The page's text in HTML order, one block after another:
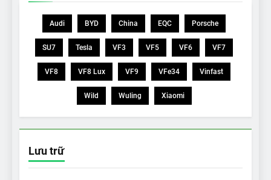
Audi BYD China EQC Porsche
SU7 Tesla VF3 VF5 VF6 VF7
VF8 VF8 Lux VF9 VFe34 Vinfast
Wild Wuling Xiaomi
Lưu trữ